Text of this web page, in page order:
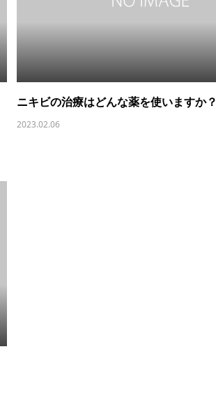
ニキビの治療はどんな薬を使いますか？
2023.02.06